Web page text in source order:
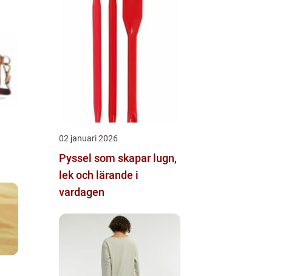
02 januari 2026
Pyssel som skapar lugn,
lek och lärande i
vardagen